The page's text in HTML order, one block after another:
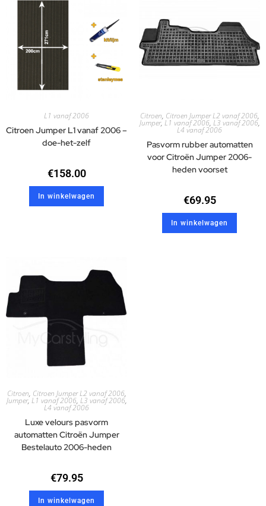
L1 vanaf 2006
Citroen Jumper L1 vanaf 2006 –
doe-het-zelf
€158.00
In winkelwagen
Citroen, Citroen Jumper L2 vanaf 2006,
Jumper,L1 vanaf 2006, L3 vanaf 2006,
L4 vanaf 2006
Pasvorm rubber automatten
voor Citroën Jumper 2006-
heden voorset
€69.95
In winkelwagen
Citroen, Citroen Jumper L2 vanaf 2006,
Jumper,L1 vanaf 2006, L3 vanaf 2006,
L4 vanaf 2006
Luxe velours pasvorm
automatten Citroën Jumper
Bestelauto 2006-heden
€79.95
In winkelwagen